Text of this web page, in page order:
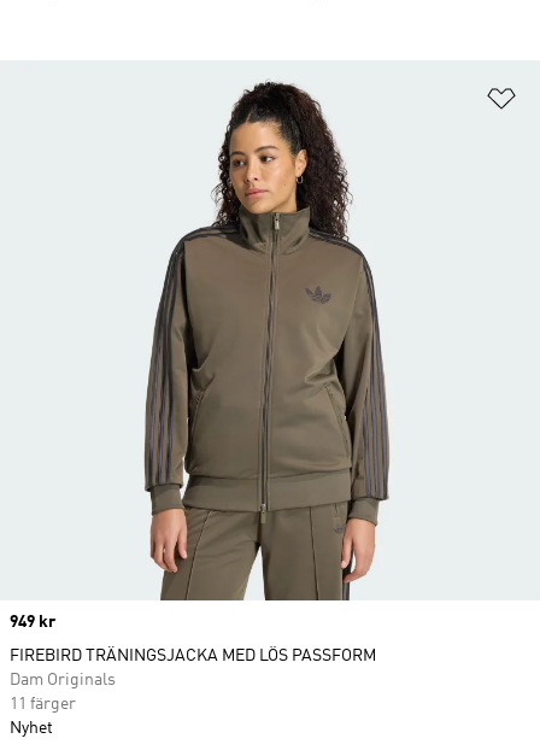
Price
949 kr
FIREBIRD TRÄNINGSJACKA MED LÖS PASSFORM
Dam Originals
11 färger
Nyhet